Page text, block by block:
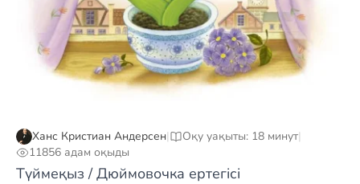
Ханс Кристиан Андерсен| Оқу уақыты: 18 минут|
11856 адам оқыды
Түймеқыз / Дюймовочка ертегісі